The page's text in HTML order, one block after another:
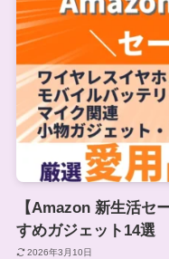
【Amazon 新生活セ
すめガジェット14選
2026年3月10日